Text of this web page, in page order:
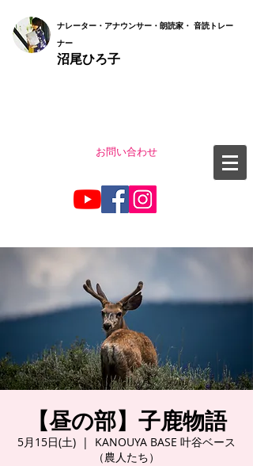
ナレーター・アナウンサー・朗読家・ 音読トレー
ナー
沼尾ひろ子
お問い合わせ
【昼の部】子鹿物語
5月15日(土)
  |
KANOUYA BASE 叶谷ベース
（農人たち）